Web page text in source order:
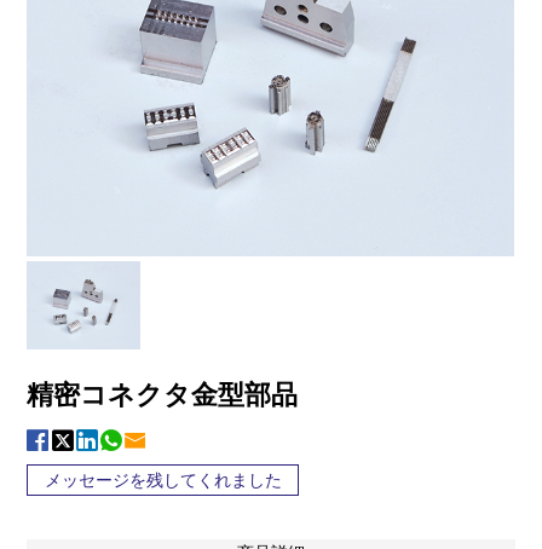
精密コネクタ金型部品
メッセージを残してくれました